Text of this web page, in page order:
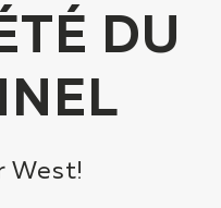
DU
West!